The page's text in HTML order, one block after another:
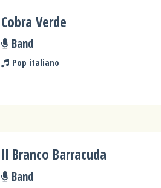
Cobra Verde
Band
Pop italiano
Il Branco Barracuda
Band